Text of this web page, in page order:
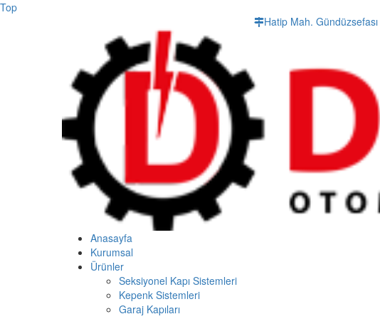
Top
Hatip Mah.
Anasayfa
Kurumsal
Ürünler
Seksiyonel Kapı Sistemleri
Kepenk Sistemleri
Garaj Kapıları